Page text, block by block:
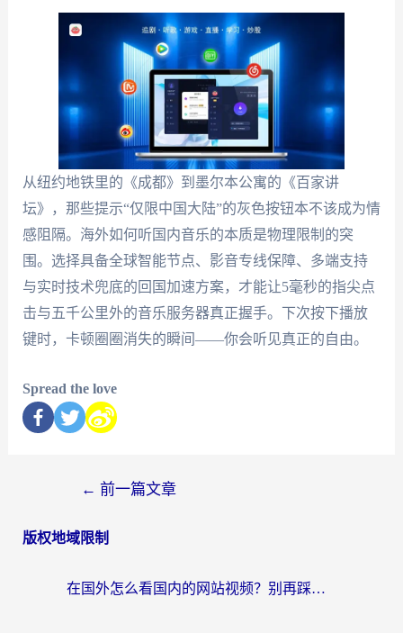
从纽约地铁里的《成都》到墨尔本公寓的《百家讲
坛》，那些提示“仅限中国大陆”的灰色按钮本不该成为情
感阻隔。海外如何听国内音乐的本质是物理限制的突
围。选择具备全球智能节点、影音专线保障、多端支持
与实时技术兜底的回国加速方案，才能让5毫秒的指尖点
击与五千公里外的音乐服务器真正握手。下次按下播放
键时，卡顿圈圈消失的瞬间——你会听见真正的自由。
Spread the love
← 前一篇文章
版权地域限制
在国外怎么看国内的网站视频？别再踩坑！选对加速器秒回国内冲浪